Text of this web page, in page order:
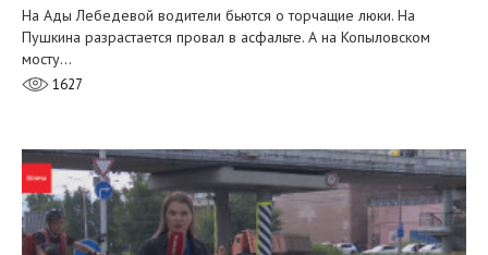
На Ады Лебедевой водители бьются о торчащие люки. На
Пушкина разрастается провал в асфальте. А на Копыловском
мосту…
1627